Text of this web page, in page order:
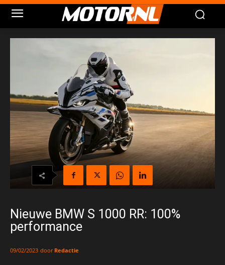
Nieuwe BMW S 1000 RR: 100%
performance
09/02/2023 door Redactie